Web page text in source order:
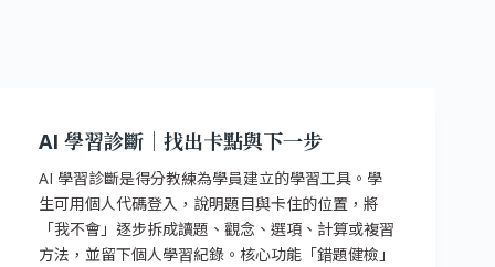
AI 學習診斷｜找出卡點與下一步
AI 學習診斷是得分教練為學員建立的學習工具。學
生可用個人代碼登入，說明題目與卡住的位置，將
「我不會」逐步拆成讀題、觀念、選項、計算或複習
方法，並留下個人學習紀錄。核心功能「錯題健檢」